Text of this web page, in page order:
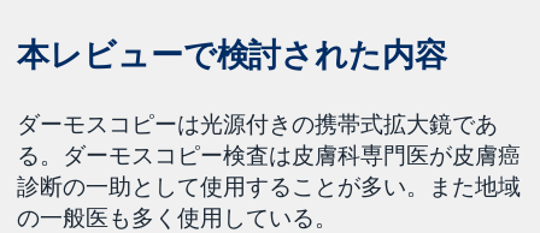
本レビューで検討された内容
ダーモスコピーは光源付きの携帯式拡大鏡であ
る。ダーモスコピー検査は皮膚科専門医が皮膚癌
診断の一助として使用することが多い。また地域
の一般医も多く使用している。